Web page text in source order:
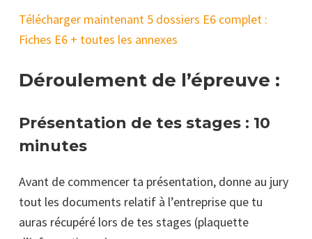
Télécharger maintenant 5 dossiers E6 complet :
Fiches E6 + toutes les annexes
Déroulement de l’épreuve :
Présentation de tes stages : 10
minutes
Avant de commencer ta présentation, donne au jury
tout les documents relatif à l’entreprise que tu
auras récupéré lors de tes stages (plaquette